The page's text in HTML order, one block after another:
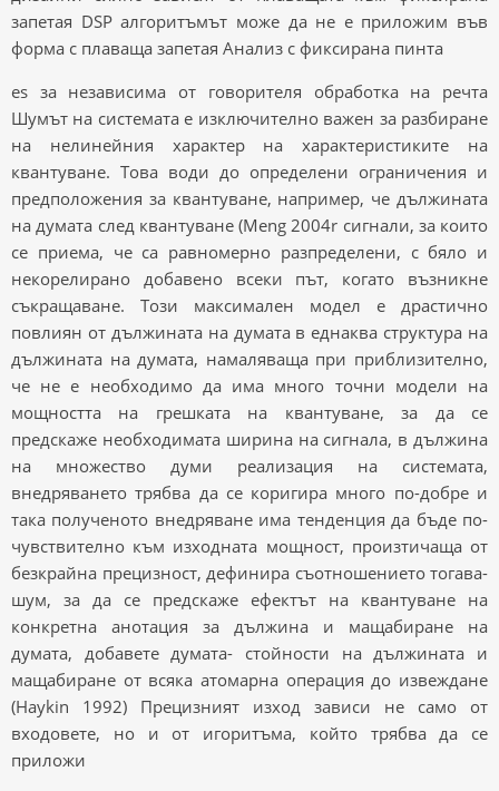
запетая DSP алгоритъмът може да не е приложим във
форма с плаваща запетая Анализ с фиксирана пинта
es за независима от говорителя обработка на речта
Шумът на системата е изключително важен за разбиране
на нелинейния характер на характеристиките на
квантуване. Това води до определени ограничения и
предположения за квантуване, например, че дължината
на думата след квантуване (Meng 2004r сигнали, за които
се приема, че са равномерно разпределени, с бяло и
некорелирано добавено всеки път, когато възникне
съкращаване. Този максимален модел е драстично
повлиян от дължината на думата в еднаква структура на
дължината на думата, намаляваща при приблизително,
че не е необходимо да има много точни модели на
мощността на грешката на квантуване, за да се
предскаже необходимата ширина на сигнала, в дължина
на множество думи реализация на системата,
внедряването трябва да се коригира много по-добре и
така полученото внедряване има тенденция да бъде по-
чувствително към изходната мощност, произтичаща от
безкрайна прецизност, дефинира съотношението тогава-
шум, за да се предскаже ефектът на квантуване на
конкретна анотация за дължина и мащабиране на
думата, добавете думата- стойности на дължината и
мащабиране от всяка атомарна операция до извеждане
(Haykin 1992) Прецизният изход зависи не само от
входовете, но и от игоритъма, който трябва да се
приложи